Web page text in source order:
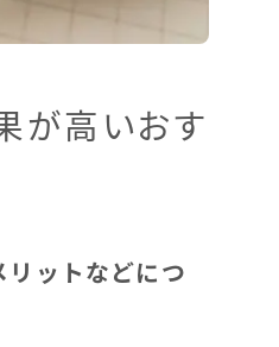
が高いおす
ットなどにつ